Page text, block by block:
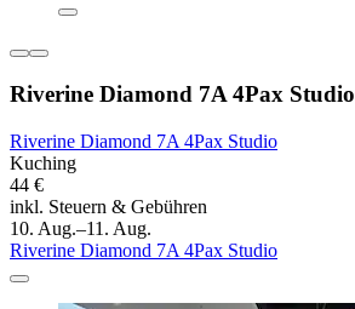
Riverine Diamond 7A 4Pax Studio
Riverine Diamond 7A 4Pax Studio
Kuching
44 €
inkl. Steuern & Gebühren
10. Aug.–11. Aug.
Riverine Diamond 7A 4Pax Studio